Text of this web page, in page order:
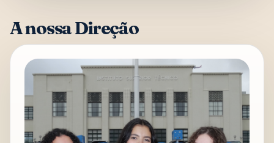
A nossa Direção